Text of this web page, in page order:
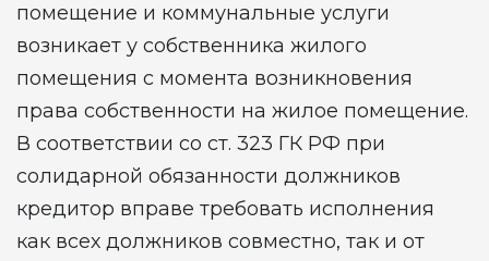
помещение и коммунальные услуги
возникает у собственника жилого
помещения с момента возникновения
права собственности на жилое помещение.
В соответствии со ст. 323 ГК РФ при
солидарной обязанности должников
кредитор вправе требовать исполнения
как всех должников совместно, так и от